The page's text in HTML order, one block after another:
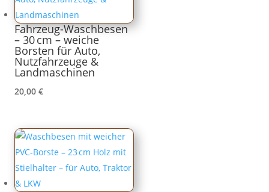
Fahrzeug-Waschbesen
– 30 cm – weiche
Borsten für Auto,
Nutzfahrzeuge &
Landmaschinen
20,00 €